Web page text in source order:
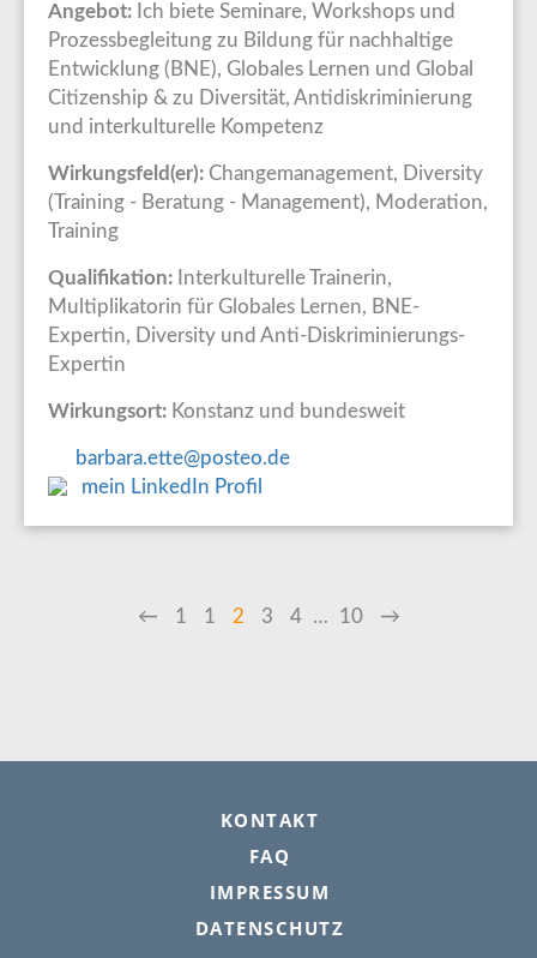
Angebot: Ich biete Seminare, Workshops und
Prozessbegleitung zu Bildung für nachhaltige
Entwicklung (BNE), Globales Lernen und Global
Citizenship & zu Diversität, Antidiskriminierung
und interkulturelle Kompetenz
Wirkungsfeld(er): Changemanagement, Diversity
(Training - Beratung - Management), Moderation,
Training
Qualifikation: Interkulturelle Trainerin,
Multiplikatorin für Globales Lernen, BNE-
Expertin, Diversity und Anti-Diskriminierungs-
Expertin
Wirkungsort: Konstanz und bundesweit
barbara.ette@posteo.de
mein LinkedIn Profil
Vorherige
←
Erste
1 Page
1
Aktuelle
2 Page
3 Page
4 …
Letzte
10
Nächste
→
KONTAKT
FAQ
IMPRESSUM
DATENSCHUTZ